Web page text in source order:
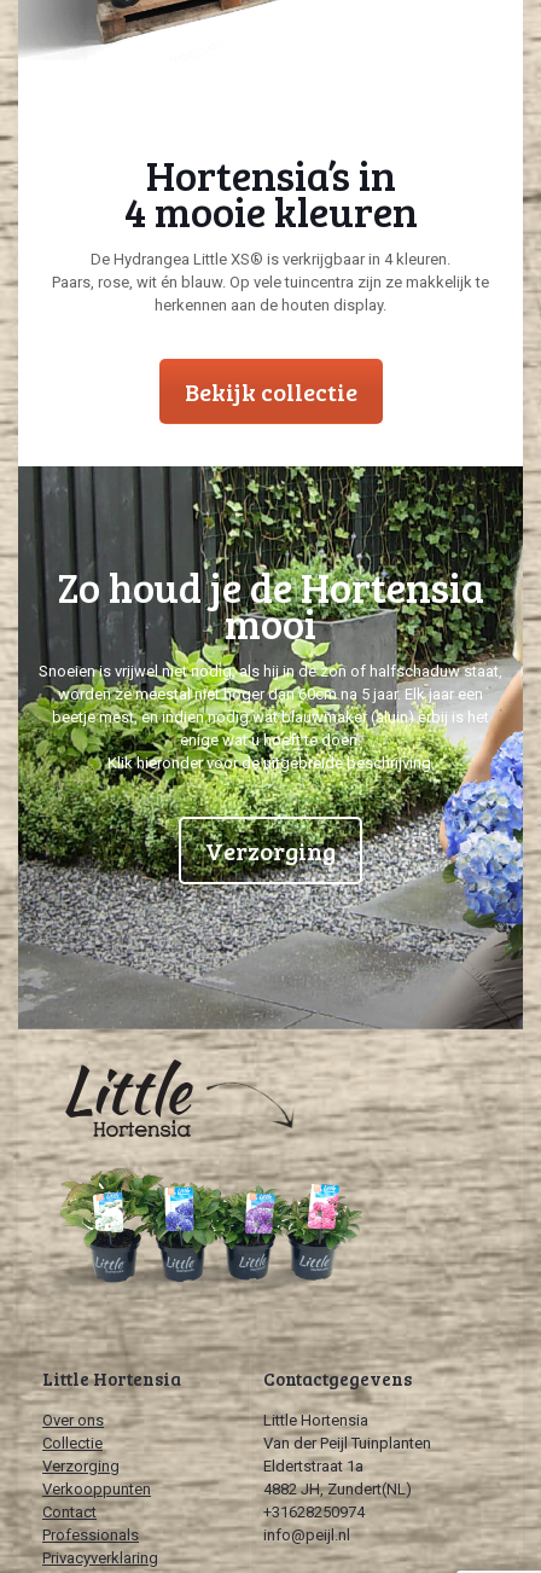
Hortensia’s in
4 mooie kleuren
De Hydrangea Little XS® is verkrijgbaar in 4 kleuren.
Paars, rose, wit én blauw. Op vele tuincentra zijn ze makkelijk te
herkennen aan de houten display.
Bekijk collectie
Zo houd je de Hortensia
mooi
Snoeien is vrijwel niet nodig, als hij in de zon of halfschaduw staat,
worden ze meestal niet hoger dan 60cm na 5 jaar. Elk jaar een
beetje mest, en indien nodig wat blauwmaker (aluin) erbij is het
enige wat u hoeft te doen.
Klik hieronder voor de uitgebreide beschrijving.
Verzorging
Little Hortensia
Over ons
Collectie
Verzorging
Verkooppunten
Contact
Professionals
Privacyverklaring
Contactgegevens
Little Hortensia
Van der Peijl Tuinplanten
Eldertstraat 1a
4882 JH, Zundert(NL)
+31628250974
info@peijl.nl